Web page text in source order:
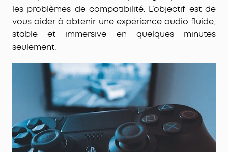
les problèmes de compatibilité. L’objectif est de
vous aider à obtenir une expérience audio fluide,
stable et immersive en quelques minutes
seulement.